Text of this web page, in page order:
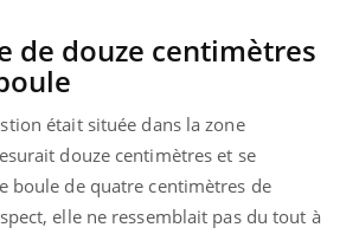
de douze centimètres
était située dans la zone
douze centimètres et se
boule de quatre centimètres de
elle ne ressemblait pas du tout à